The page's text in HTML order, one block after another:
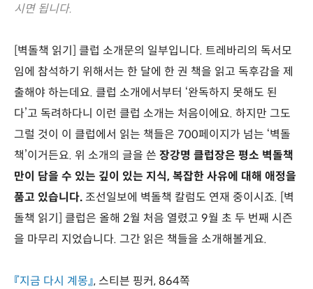
시면 됩니다.
[벽돌책 읽기] 클럽 소개문의 일부입니다. 트레바리의 독서모
임에 참석하기 위해서는 한 달에 한 권 책을 읽고 독후감을 제
출해야 하는데요. 클럽 소개에서부터 ‘완독하지 못해도 된
다’고 독려하다니 이런 클럽 소개는 처음이에요. 하지만 그도
그럴 것이 이 클럽에서 읽는 책들은 700페이지가 넘는 ‘벽돌
책’이거든요. 위 소개의 글을 쓴 장강명 클럽장은 평소 벽돌책
만이 담을 수 있는 깊이 있는 지식, 복잡한 사유에 대해 애정을
품고 있습니다.조선일보에 벽돌책 칼럼도 연재 중이시죠. [벽
돌책 읽기] 클럽은 올해 2월 처음 열렸고 9월 초 두 번째 시즌
을 마무리 지었습니다. 그간 읽은 책들을 소개해볼게요.
『지금 다시 계몽』, 스티븐 핑커, 864쪽